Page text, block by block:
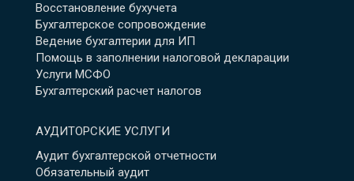
Восстановление бухучета
Бухгалтерское сопровождение
Ведение бухгалтерии для ИП
Помощь в заполнении налоговой декларации
Услуги МСФО
Бухгалтерский расчет налогов
АУДИТОРСКИЕ УСЛУГИ
Аудит бухгалтерской отчетности
Обязательный аудит